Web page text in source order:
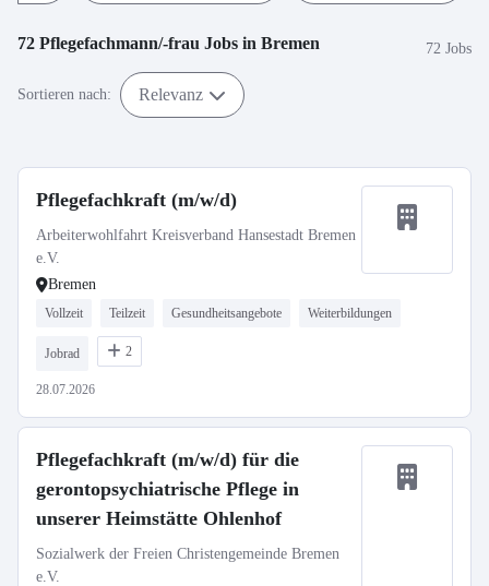
72 Pflegefachmann/-frau Jobs in Bremen 72 Jobs
Sortieren nach: Relevanz
Pflegefachkraft (m/w/d)
Arbeiterwohlfahrt Kreisverband Hansestadt Bremen
e.V.
Bremen
Vollzeit Teilzeit Gesundheitsangebote Weiterbildungen
Jobrad 2
28.07.2026
Pflegefachkraft (m/w/d) für die
gerontopsychiatrische Pflege in
unserer Heimstätte Ohlenhof
Sozialwerk der Freien Christengemeinde Bremen
e.V.